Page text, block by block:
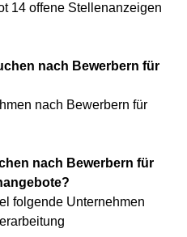
14 offene Stellenanzeigen
nach Bewerbern für
nach Bewerbern für
nach Bewerbern für
folgende Unternehmen